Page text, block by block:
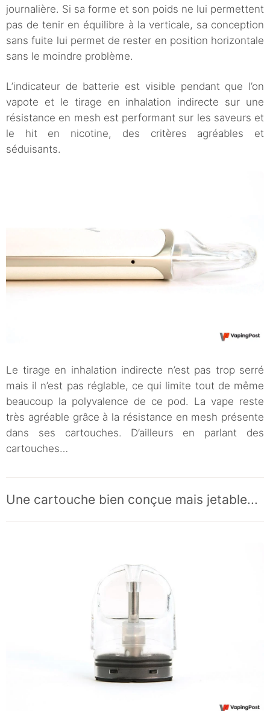
journalière. Si sa forme et son poids ne lui permettent
pas de tenir en équilibre à la verticale, sa conception
sans fuite lui permet de rester en position horizontale
sans le moindre problème.
L’indicateur de batterie est visible pendant que l’on
vapote et le tirage en inhalation indirecte sur une
résistance en mesh est performant sur les saveurs et
le hit en nicotine, des critères agréables et
séduisants.
Le tirage en inhalation indirecte n’est pas trop serré
mais il n’est pas réglable, ce qui limite tout de même
beaucoup la polyvalence de ce pod. La vape reste
très agréable grâce à la résistance en mesh présente
dans ses cartouches. D’ailleurs en parlant des
cartouches…
Une cartouche bien conçue mais jetable...